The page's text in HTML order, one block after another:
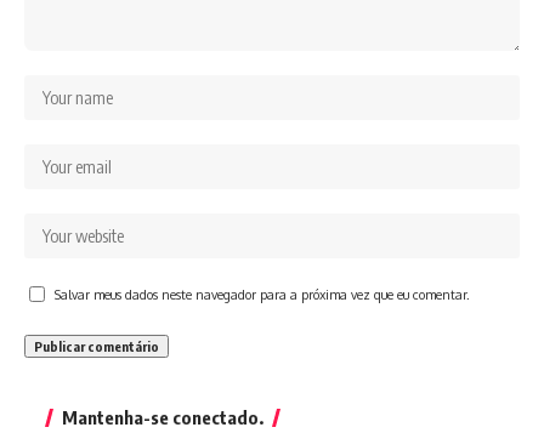
Salvar meus dados neste navegador para a próxima vez que eu comentar.
Mantenha-se conectado.